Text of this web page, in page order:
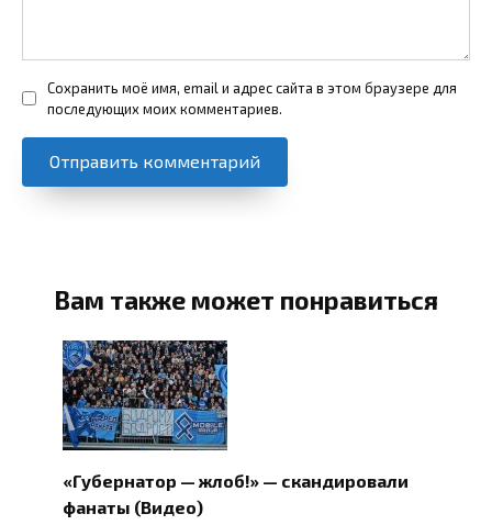
Сохранить моё имя, email и адрес сайта в этом браузере для
последующих моих комментариев.
Вам также может понравиться
«Губернатор — жлоб!» — скандировали
фанаты (Видео)